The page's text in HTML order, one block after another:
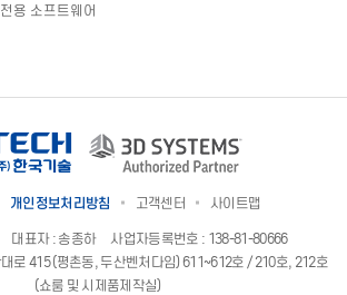
용 소프트웨어
개인정보처리방침 고객센터 사이트맵
대표자 : 송종하
사업자등록번호 : 138-81-80666
로 415 (평촌동, 두산벤처다임) 611~612호 / 210호, 212호
(쇼룸 및 시제품제작실)